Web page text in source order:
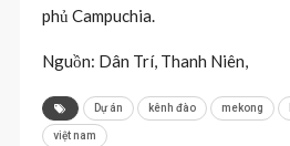
phủ Campuchia.
Nguồn: Dân Trí, Thanh Niên,
Dự án kênh đào mekong
việt nam